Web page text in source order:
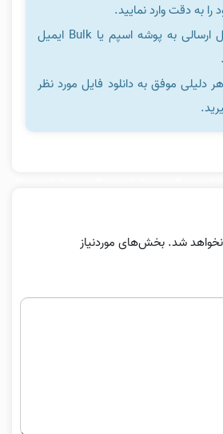
به دقت وارد نمایید.
ممکن است ایمیل ارسالی به پوشه اسپم یا Bulk ایمیل
دلیلی موفق به دانلود فایل مورد نظر
شد. بخش‌های موردنیاز